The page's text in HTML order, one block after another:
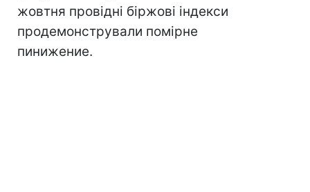
жовтня провідні біржові індекси
продемонстрували помірне
пинижение.